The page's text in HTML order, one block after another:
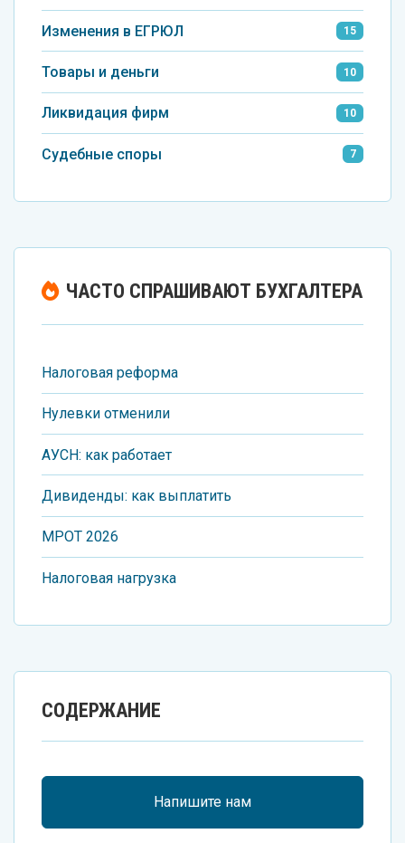
Изменения в ЕГРЮЛ 15
Товары и деньги 10
Ликвидация фирм 10
Судебные споры 7
ЧАСТО СПРАШИВАЮТ БУХГАЛТЕРА
Налоговая реформа
Нулевки отменили
АУСН: как работает
Дивиденды: как выплатить
МРОT 2026
Налоговая нагрузка
СОДЕРЖАНИЕ
Напишите нам